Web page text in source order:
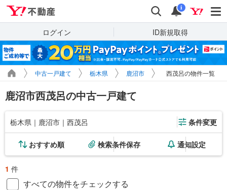
検索 通知
i
ログイン ID新規取得
中古一戸建て 栃木県 鹿沼市 西茂呂の物件一覧
鹿沼市西茂呂の中古一戸建て
栃木県｜鹿沼市｜西茂呂 条件変更
おすすめ順 検索条件保存 通知設定
1 件
すべての物件をチェックする